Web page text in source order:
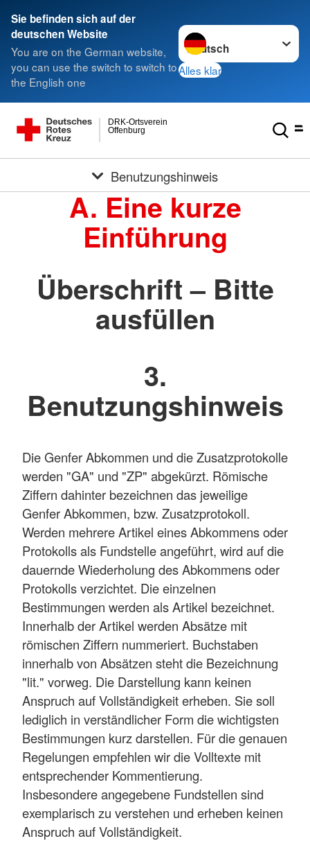
Sie befinden sich auf der
deutschen Website
You are on the German website,
you can use the switch to switch to
the English one
Sprache wechseln zu
Alles klar
Offenburg
DRK-Ortsverein
Benutzungshinweis
A. Eine kurze
Einführung
Überschrift – Bitte
ausfüllen
3.
Benutzungshinweis
Die Genfer Abkommen und die Zusatzprotokolle
werden "GA" und "ZP" abgekürzt. Römische
Ziffern dahinter bezeichnen das jeweilige
Genfer Abkommen, bzw. Zusatzprotokoll.
Werden mehrere Artikel eines Abkommens oder
Protokolls als Fundstelle angeführt, wird auf die
dauernde Wiederholung des Abkommens oder
Protokolls verzichtet. Die einzelnen
Bestimmungen werden als Artikel bezeichnet.
Innerhalb der Artikel werden Absätze mit
römischen Ziffern nummeriert. Buchstaben
innerhalb von Absätzen steht die Bezeichnung
"lit." vorweg. Die Darstellung kann keinen
Anspruch auf Vollständigkeit erheben. Sie soll
lediglich in verständlicher Form die wichtigsten
Bestimmungen kurz darstellen. Für die genauen
Regelungen empfehlen wir die Volltexte mit
entsprechender Kommentierung.
Insbesondere angegebene Fundstellen sind
exemplarisch zu verstehen und erheben keinen
Anspruch auf Vollständigkeit.